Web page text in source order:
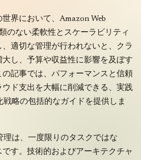
界において、Amazon Web
のない柔軟性とスケーラビリティ
適切な管理が行われないと、クラ
し、予算や収益性に影響を及ぼす
記事では、パフォーマンスと信頼
ド支出を大幅に削減できる、実践
戦略の包括的なガイドを提供しま
理は、一度限りのタスクではな
です。技術的およびアーキテクチャ